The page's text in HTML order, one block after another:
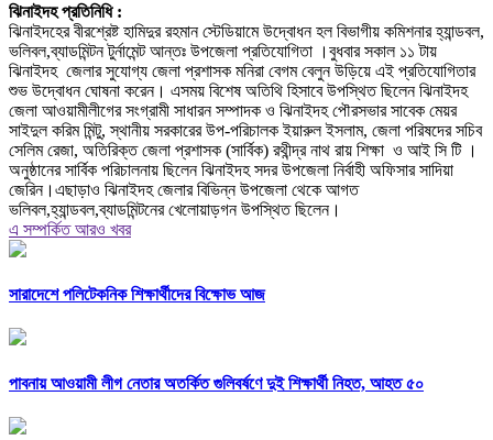
ঝিনাইদহ প্রতিনিধি :
ঝিনাইদহের বীরশ্রেষ্ট হামিদুর রহমান স্টেডিয়ামে উদ্বোধন হল বিভাগীয় কমিশনার হ্যান্ডবল,
ভলিবল,ব্যাডমিন্টন টুর্নামেন্ট আন্তঃ উপজেলা প্রতিযোগিতা ।বুধবার সকাল ১১ টায়
ঝিনাইদহ জেলার সুযোগ্য জেলা প্রশাসক মনিরা বেগম বেলুন উড়িয়ে এই প্রতিযোগিতার
শুভ উদ্বোধন ঘোষনা করেন। এসময় বিশেষ অতিথি হিসাবে উপস্থিত ছিলেন ঝিনাইদহ
জেলা আওয়ামীলীগের সংগ্রামী সাধারন সম্পাদক ও ঝিনাইদহ পৌরসভার সাবেক মেয়র
সাইদুল করিম মিন্টু, স্থানীয় সরকারের উপ-পরিচালক ইয়ারুল ইসলাম, জেলা পরিষদের সচিব
সেলিম রেজা, অতিরিক্ত জেলা প্রশাসক (সার্বিক) রথীন্দ্র নাথ রায় শিক্ষা ও আই সি টি ।
অনুষ্ঠানের সার্বিক পরিচালনায় ছিলেন ঝিনাইদহ সদর উপজেলা নির্বাহী অফিসার সাদিয়া
জেরিন।এছাড়াও ঝিনাইদহ জেলার বিভিন্ন উপজেলা থেকে আগত
ভলিবল,হ্যান্ডবল,ব্যাডমিন্টনের খেলোয়াড়গন উপস্থিত ছিলেন।
এ সম্পর্কিত আরও খবর
সারাদেশে পলিটেকনিক শিক্ষার্থীদের বিক্ষোভ আজ
পাবনায় আওয়ামী লীগ নেতার অতর্কিত গুলিবর্ষণে দুই শিক্ষার্থী নিহত, আহত ৫০